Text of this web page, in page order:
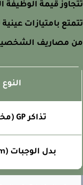
قيمة الوظيفة
بامتيازات عينية
مصاريف الشخصية
النوع
تذاكر GP (مخفضة)
بدل الوجبات (Per Diem)